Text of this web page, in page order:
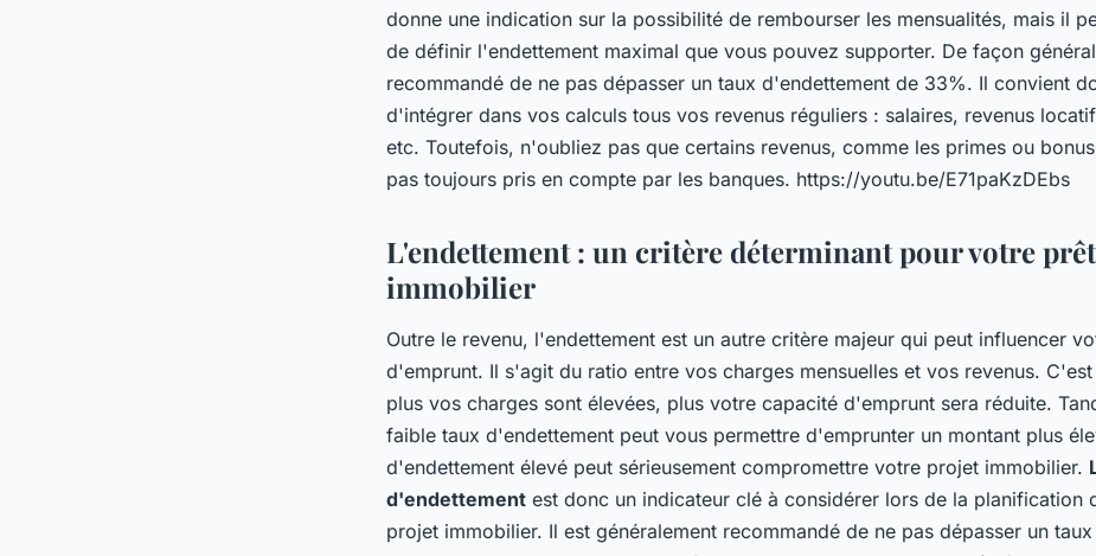
donne une indication sur la possibilité de rembourser les mensualités, mais il
de définir l'endettement maximal que vous pouvez supporter. De façon
recommandé de ne pas dépasser un taux d'endettement de 33%. Il convient
d'intégrer dans vos calculs tous vos revenus réguliers : salaires, revenus
etc. Toutefois, n'oubliez pas que certains revenus, comme les primes ou
pas toujours pris en compte par les banques. https://youtu.be/E71paKzDEbs
L'endettement : un critère déterminant pour votre prêt
immobilier
Outre le revenu, l'endettement est un autre critère majeur qui peut influencer
d'emprunt. Il s'agit du ratio entre vos charges mensuelles et vos revenus.
plus vos charges sont élevées, plus votre capacité d'emprunt sera réduite.
faible taux d'endettement peut vous permettre d'emprunter un montant plus
d'endettement élevé peut sérieusement compromettre votre projet immobilier.
d'endettement est donc un indicateur clé à considérer lors de la planification
projet immobilier. Il est généralement recommandé de ne pas dépasser un taux